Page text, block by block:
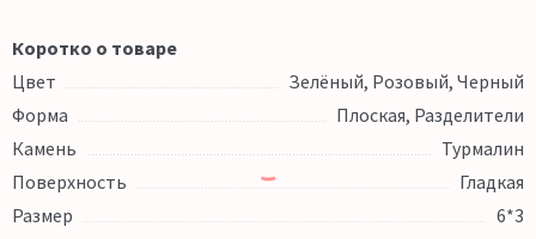
Коротко о товаре
Цвет
Зелёный, Розовый, Черный
Форма
Плоская, Разделители
Камень
Турмалин
Поверхность
Гладкая
Размер
6*3